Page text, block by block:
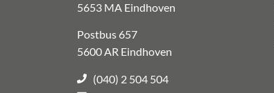
5653 MA Eindhoven
Postbus 657
5600 AR Eindhoven
(040) 2 504 504